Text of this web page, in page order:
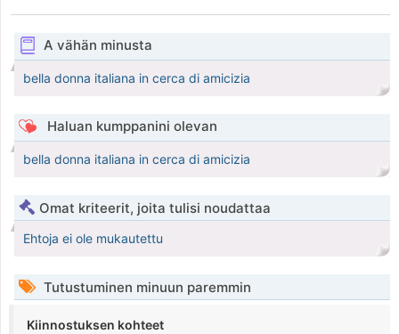
A vähän minusta
bella donna italiana in cerca di amicizia
Haluan kumppanini olevan
bella donna italiana in cerca di amicizia
Omat kriteerit, joita tulisi noudattaa
Ehtoja ei ole mukautettu
Tutustuminen minuun paremmin
Kiinnostuksen kohteet